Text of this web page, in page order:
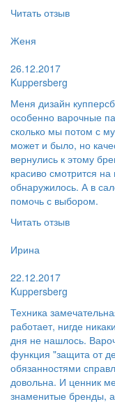
Читать отзыв
Женя
26.12.2017
Kuppersberg
Меня дизайн
особенно варочные
сколько мы потом с
может и было, но
вернулись к этому
красиво смотрится
обнаружилось. А в
помочь с выбором.
Читать отзыв
Ирина
22.12.2017
Kuppersberg
Техника
работает, нигде
дня не нашлось.
функция "защита от
обязанностями
довольна. И ценник
знаменитые бренды,